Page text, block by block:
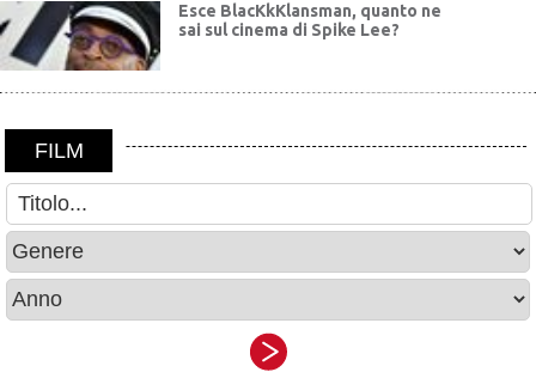
Esce BlacKkKlansman, quanto ne
sai sul cinema di Spike Lee?